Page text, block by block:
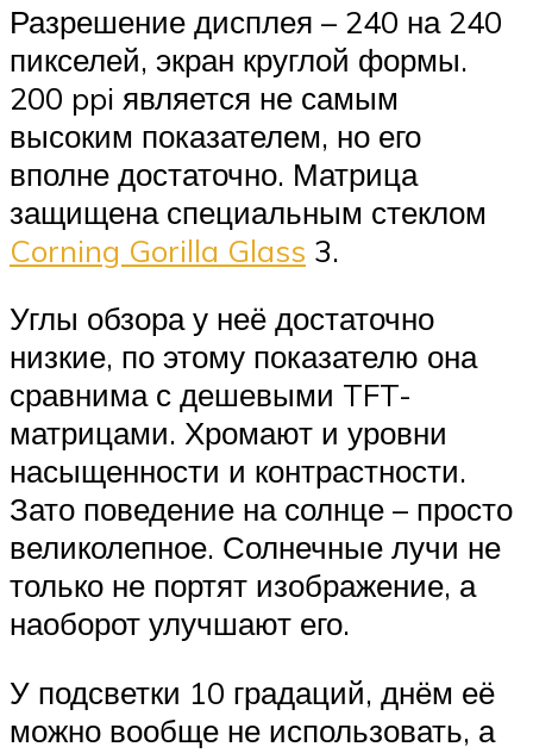
Разрешение дисплея – 240 на 240
пикселей, экран круглой формы.
200 ppi является не самым
высоким показателем, но его
вполне достаточно. Матрица
защищена специальным стеклом
Corning Gorilla Glass 3.
Углы обзора у неё достаточно
низкие, по этому показателю она
сравнима с дешевыми TFT-
матрицами. Хромают и уровни
насыщенности и контрастности.
Зато поведение на солнце – просто
великолепное. Солнечные лучи не
только не портят изображение, а
наоборот улучшают его.
У подсветки 10 градаций, днём её
можно вообще не использовать, а